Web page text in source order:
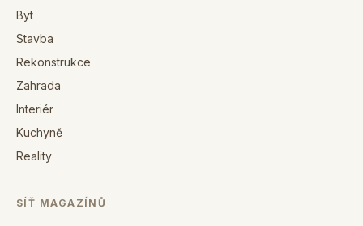
Byt
Stavba
Rekonstrukce
Zahrada
Interiér
Kuchyně
Reality
SÍŤ MAGAZÍNŮ